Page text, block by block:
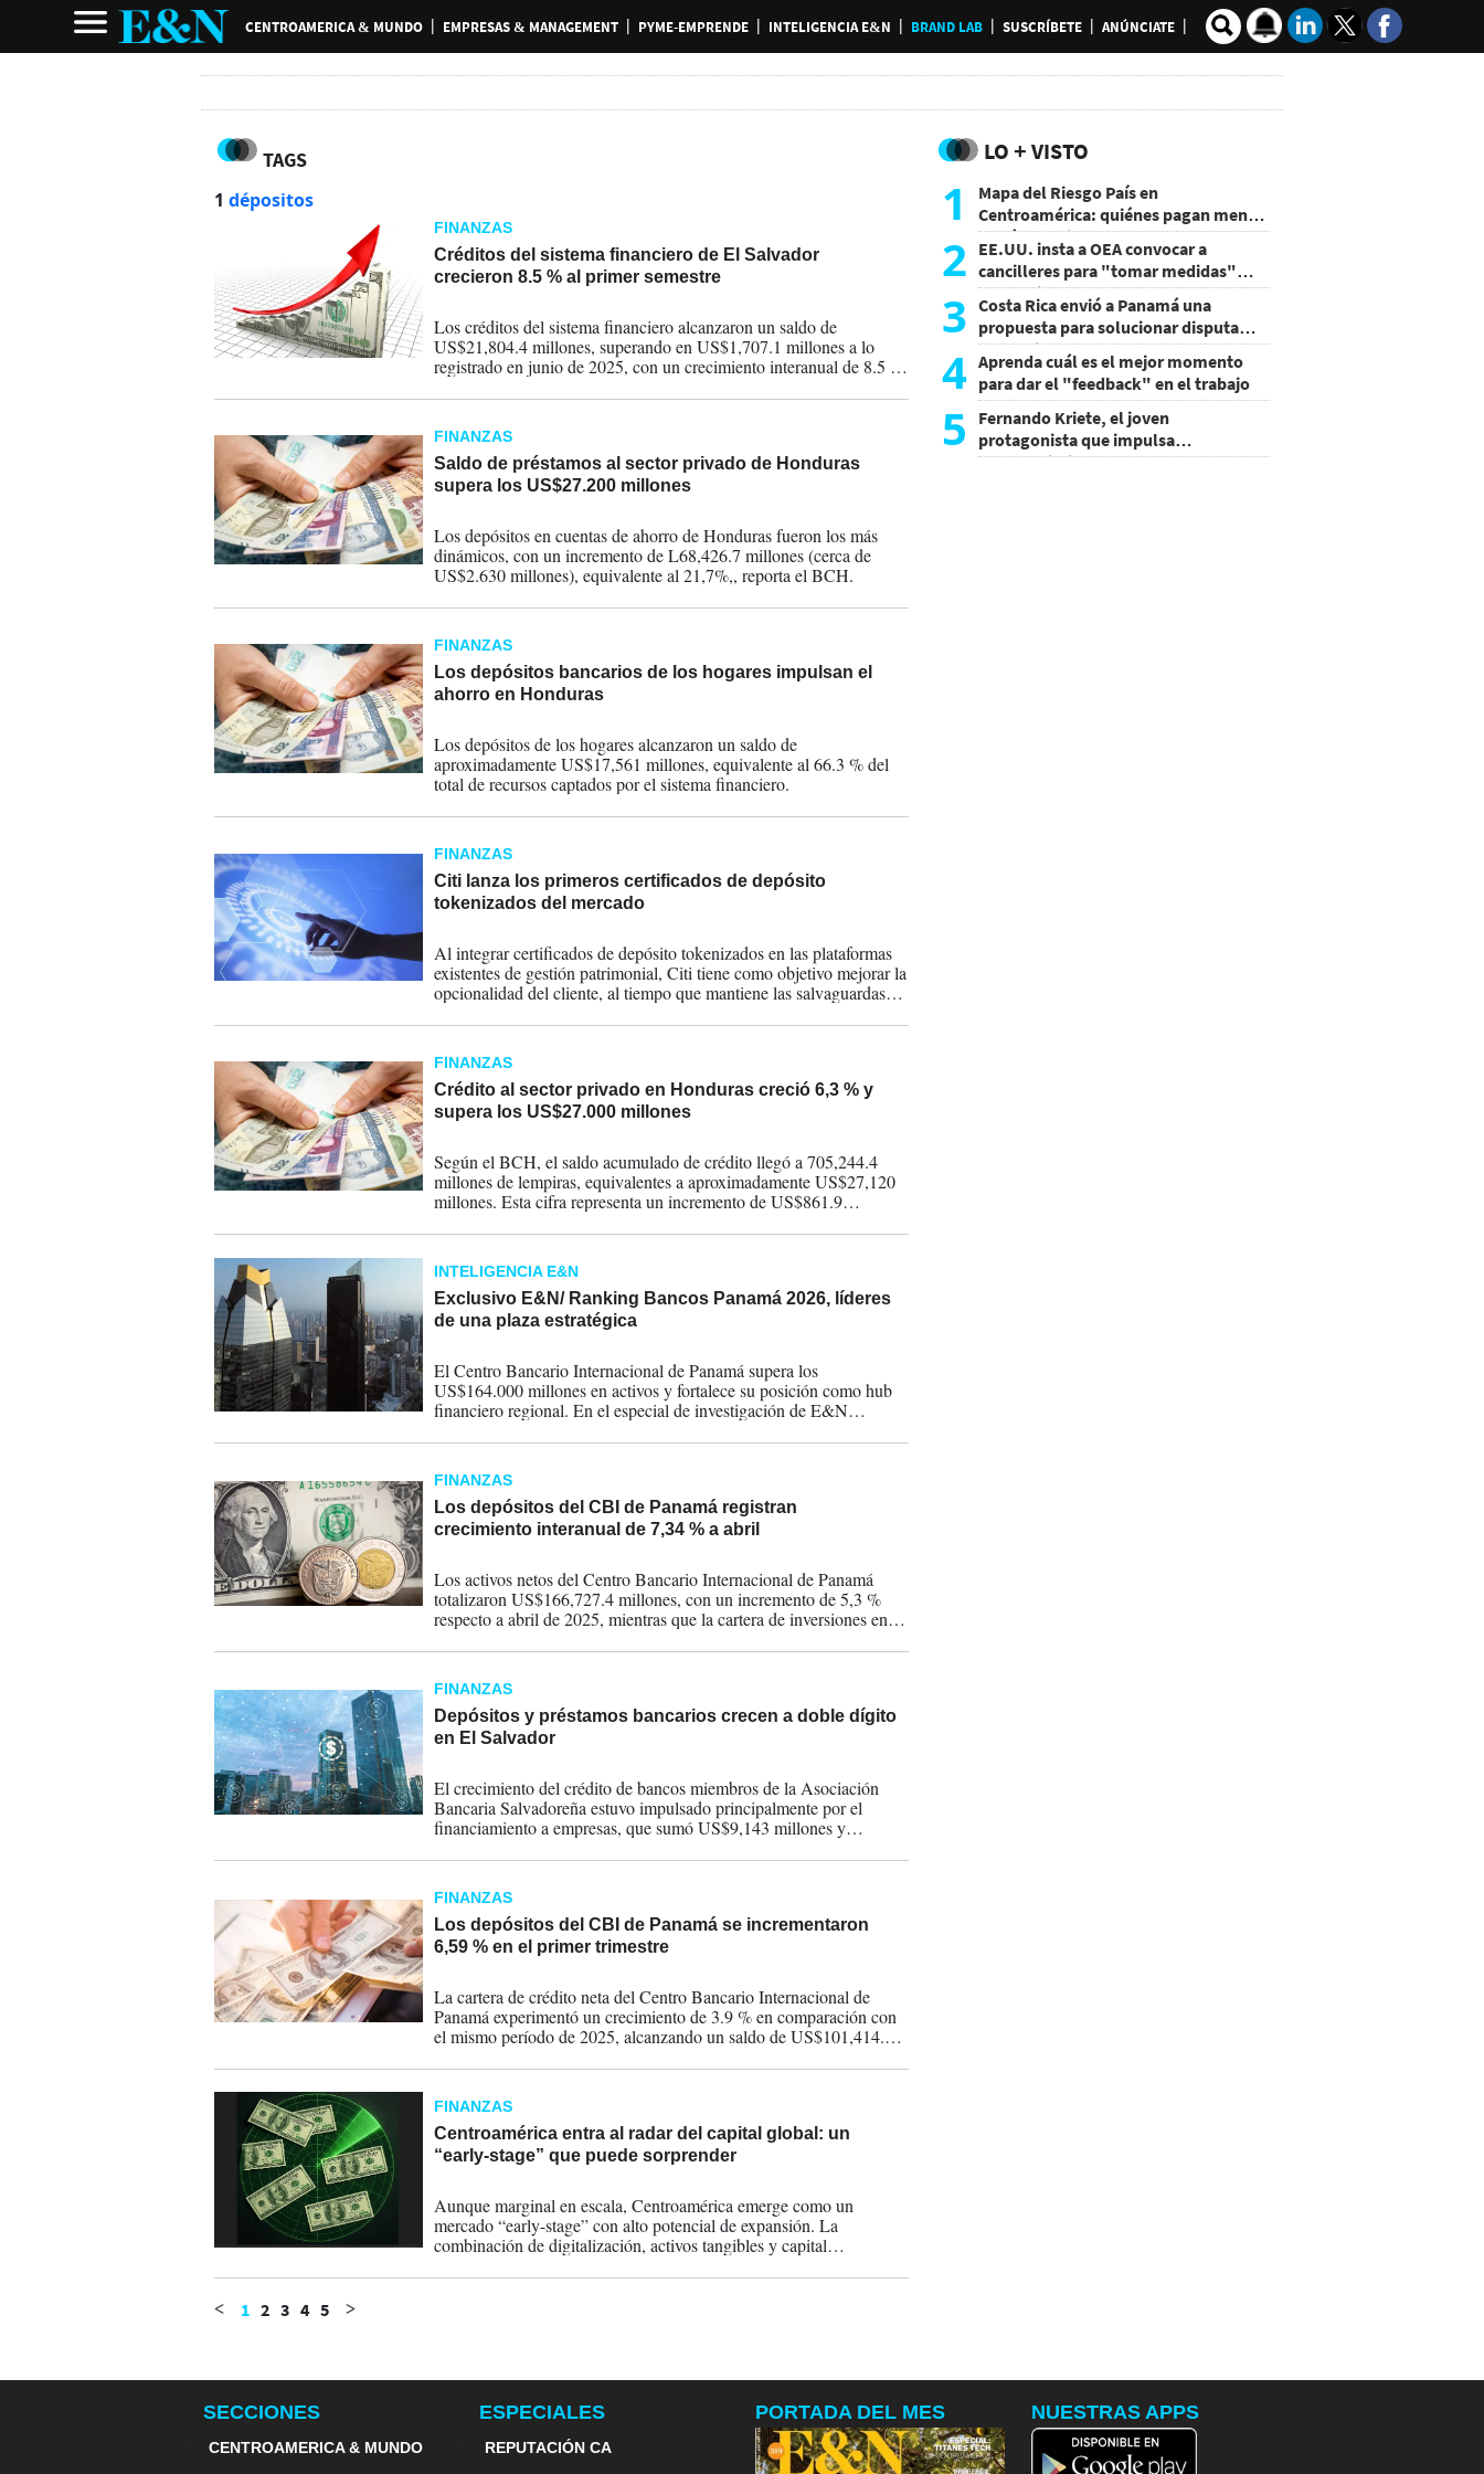
CENTROAMERICA & MUNDO EMPRESAS & MANAGEMENT PYME-EMPRENDE INTELIGENCIA E&N BRAND LAB SUSCRÍBETE ANÚNCIATE
TAGS
1 dépositos
FINANZAS
Créditos del sistema financiero de El Salvador
crecieron 8.5 % al primer semestre
Los créditos del sistema financiero alcanzaron un saldo de
US$21,804.4 millones, superando en US$1,707.1 millones a lo
registrado en junio de 2025, con un crecimiento interanual de 8.5 %,
FINANZAS
Saldo de préstamos al sector privado de Honduras
supera los US$27.200 millones
Los depósitos en cuentas de ahorro de Honduras fueron los más
dinámicos, con un incremento de L68,426.7 millones (cerca de
US$2.630 millones), equivalente al 21,7%,, reporta el BCH.
FINANZAS
Los depósitos bancarios de los hogares impulsan el
ahorro en Honduras
Los depósitos de los hogares alcanzaron un saldo de
aproximadamente US$17,561 millones, equivalente al 66.3 % del
total de recursos captados por el sistema financiero.
FINANZAS
Citi lanza los primeros certificados de depósito
tokenizados del mercado
Al integrar certificados de depósito tokenizados en las plataformas
existentes de gestión patrimonial, Citi tiene como objetivo mejorar la
opcionalidad del cliente, al tiempo que mantiene las salvaguardas
FINANZAS
Crédito al sector privado en Honduras creció 6,3 % y
supera los US$27.000 millones
Según el BCH, el saldo acumulado de crédito llegó a 705,244.4
millones de lempiras, equivalentes a aproximadamente US$27,120
millones. Esta cifra representa un incremento de US$861.9
INTELIGENCIA E&N
Exclusivo E&N/ Ranking Bancos Panamá 2026, líderes
de una plaza estratégica
El Centro Bancario Internacional de Panamá supera los
US$164.000 millones en activos y fortalece su posición como hub
financiero regional. En el especial de investigación de E&N
reconfiguran el mercado y el desempeño de los 30 bancos más
importantes por activos, utilidades, depósitos y cartera de crédito.
FINANZAS
Los depósitos del CBI de Panamá registran
crecimiento interanual de 7,34 % a abril
Los activos netos del Centro Bancario Internacional de Panamá
totalizaron US$166,727.4 millones, con un incremento de 5,3 %
respecto a abril de 2025, mientras que la cartera de inversiones en
FINANZAS
Depósitos y préstamos bancarios crecen a doble dígito
en El Salvador
El crecimiento del crédito de bancos miembros de la Asociación
Bancaria Salvadoreña estuvo impulsado principalmente por el
financiamiento a empresas, que sumó US$9,143 millones y
FINANZAS
Los depósitos del CBI de Panamá se incrementaron
6,59 % en el primer trimestre
La cartera de crédito neta del Centro Bancario Internacional de
Panamá experimentó un crecimiento de 3.9 % en comparación con
el mismo período de 2025, alcanzando un saldo de US$101,414.5
FINANZAS
Centroamérica entra al radar del capital global: un
“early-stage” que puede sorprender
Aunque marginal en escala, Centroamérica emerge como un
mercado “early-stage” con alto potencial de expansión. La
combinación de digitalización, activos tangibles y capital
geografías en un mundo cada vez más incierto.
< 1 2 3 4 5 >
LO + VISTO
1
Mapa del Riesgo País en
Centroamérica: quiénes pagan menos
y cuáles mejoraron
2 EE.UU. insta a OEA convocar a
cancilleres para "tomar medidas"
sobre Nicaragua
3 Costa Rica envió a Panamá una
propuesta para solucionar disputa
comercial
4 Aprenda cuál es el mejor momento
para dar el "feedback" en el trabajo
5
Fernando Kriete, el joven
protagonista que impulsa
emprendimientos y talentos
SECCIONES
CENTROAMERICA & MUNDO
ESPECIALES
REPUTACIÓN CA
PORTADA DEL MES NUESTRAS APPS